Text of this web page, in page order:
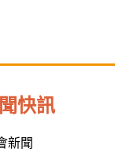
快訊
新聞